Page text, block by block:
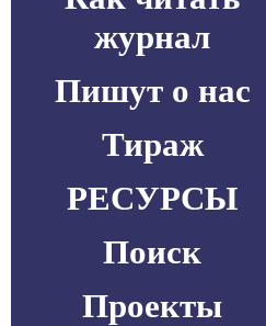
журнал
Пишут о нас
Тираж
РЕСУРСЫ
Поиск
Проекты